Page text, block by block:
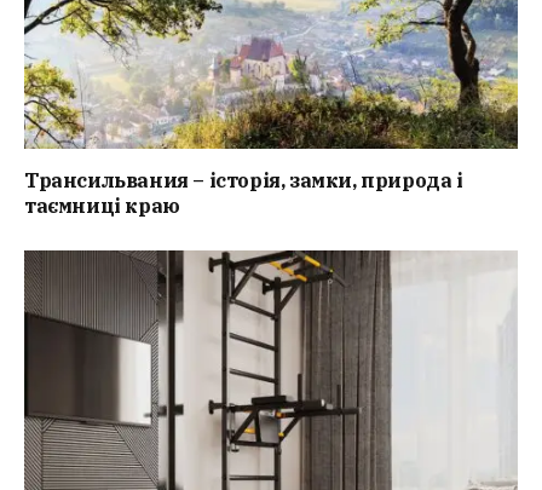
Трансильвания – історія, замки, природа і
таємниці краю